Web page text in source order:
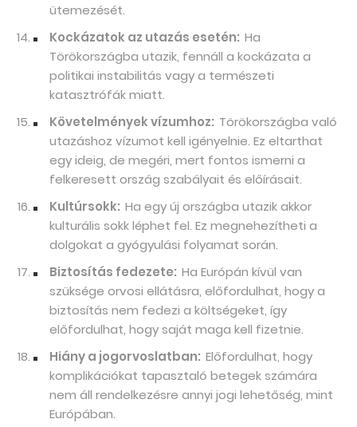
ütemezését.
Kockázatok az utazás esetén: Ha
Törökországba utazik, fennáll a kockázata a
politikai instabilitás vagy a természeti
katasztrófák miatt.
Követelmények vízumhoz: Törökországba való
utazáshoz vízumot kell igényelnie. Ez eltarthat
egy ideig, de megéri, mert fontos ismerni a
felkeresett ország szabályait és előírásait.
Kultúrsokk: Ha egy új országba utazik akkor
kulturális sokk léphet fel. Ez megnehezítheti a
dolgokat a gyógyulási folyamat során.
Biztosítás fedezete: Ha Európán kívül van
szüksége orvosi ellátásra, előfordulhat, hogy a
biztosítás nem fedezi a költségeket, így
előfordulhat, hogy saját maga kell fizetnie.
Hiány a jogorvoslatban: Előfordulhat, hogy
komplikációkat tapasztaló betegek számára
nem áll rendelkezésre annyi jogi lehetőség, mint
Európában.